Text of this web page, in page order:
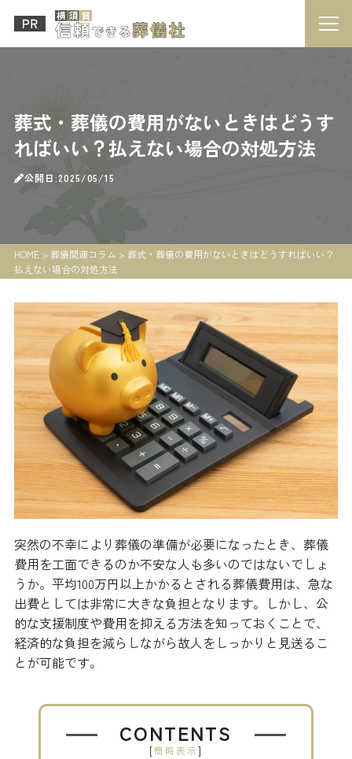
葬式・葬儀の費用がないときはどうす
ればいい？払えない場合の対処方法
公開日:2025/05/15
HOME> 葬儀関連コラム > 葬式・葬儀の費用がないときはどうすればいい？
払えない場合の対処方法
突然の不幸により葬儀の準備が必要になったとき、葬儀
費用を工面できるのか不安な人も多いのではないでしょ
うか。平均100万円以上かかるとされる葬儀費用は、急な
出費としては非常に大きな負担となります。しかし、公
的な支援制度や費用を抑える方法を知っておくことで、
経済的な負担を減らしながら故人をしっかりと見送るこ
とが可能です。
CONTENTS
[簡略表示]